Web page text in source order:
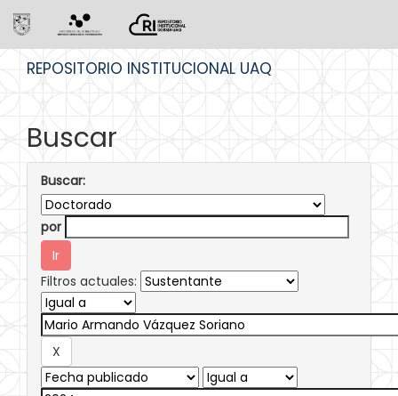
REPOSITORIO INSTITUCIONAL UAQ
Buscar
Buscar:
por
Filtros actuales: